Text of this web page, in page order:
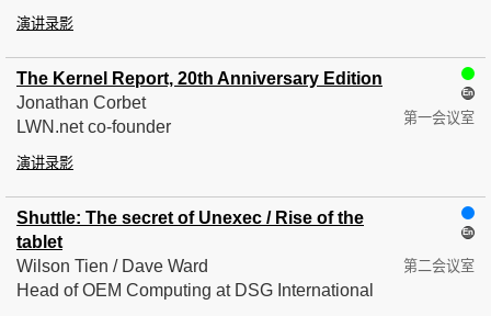
演讲录影
The Kernel Report, 20th Anniversary Edition
第一会议室
Jonathan Corbet
LWN.net co-founder
演讲录影
Shuttle: The secret of Unexec / Rise of the
tablet
第二会议室
Wilson Tien / Dave Ward
Head of OEM Computing at DSG International